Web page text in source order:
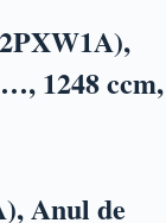
1248 ccm,
Anul de